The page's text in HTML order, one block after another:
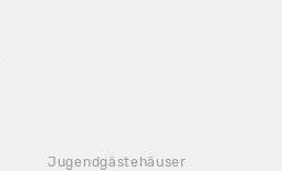
Jugendgästehäuser